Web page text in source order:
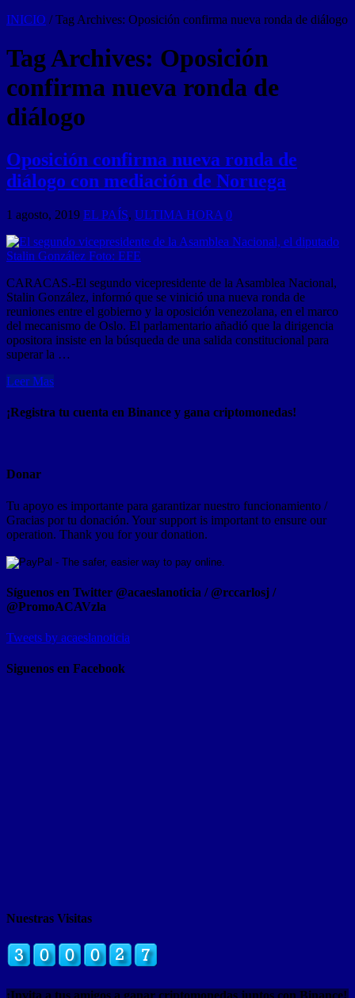
INICIO / Tag Archives: Oposición confirma nueva ronda de diálogo
Tag Archives: Oposición
confirma nueva ronda de
diálogo
Oposición confirma nueva ronda de
diálogo con mediación de Noruega
1 agosto, 2019 EL PAÍS, ULTIMA HORA 0
CARACAS.-El segundo vicepresidente de la Asamblea Nacional,
Stalin González, informó que se vinició una nueva ronda de
reuniones entre el gobierno y la oposición venezolana, en el marco
del mecanismo de Oslo. El parlamentario añadió que la dirigencia
opositora insiste en la búsqueda de una salida constitucional para
superar la …
Leer Mas
¡Registra tu cuenta en Binance y gana criptomonedas!
Donar
Tu apoyo es importante para garantizar nuestro funcionamiento /
Gracias por tu donación. Your support is important to ensure our
operation. Thank you for your donation.
Síguenos en Twitter @acaeslanoticia / @rccarlosj /
@PromoACAVzla
Tweets by acaeslanoticia
Siguenos en Facebook
Nuestras Visitas
¡Invita a tus amigos a ganar criptomonedas juntos con Binance!